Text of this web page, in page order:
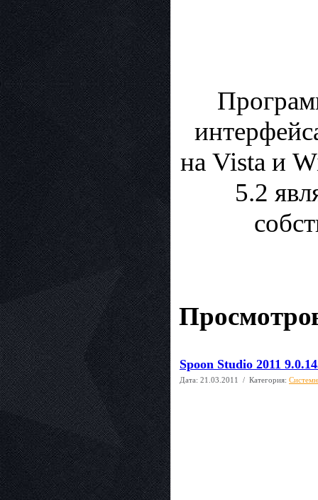
на Vista и
5.2
Spoon Studio 2011
Дата: 21.03.2011 / Категория: